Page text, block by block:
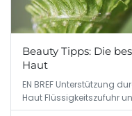
Beauty Tipps: Die
Haut
EN BREF Unterstützung
Haut Flüssigkeitszufuhr